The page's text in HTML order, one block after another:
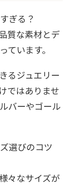
ぎる？
質な素材とデ
います。
るジュエリー
ではありませ
バーやゴール
選びのコツ
々なサイズが